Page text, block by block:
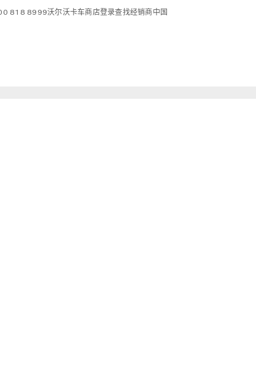
818 8999沃尔沃卡车商店登录查找经销商 中国